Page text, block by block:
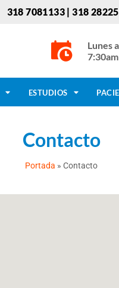
318 7081133 | 318
Lunes
ESTUDIOS
Contacto
Portada » Contacto